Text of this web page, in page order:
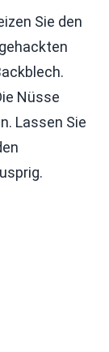
Sie den
Nüsse
Lassen Sie